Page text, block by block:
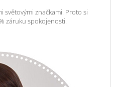
světovými značkami. Proto si
záruku spokojenosti.